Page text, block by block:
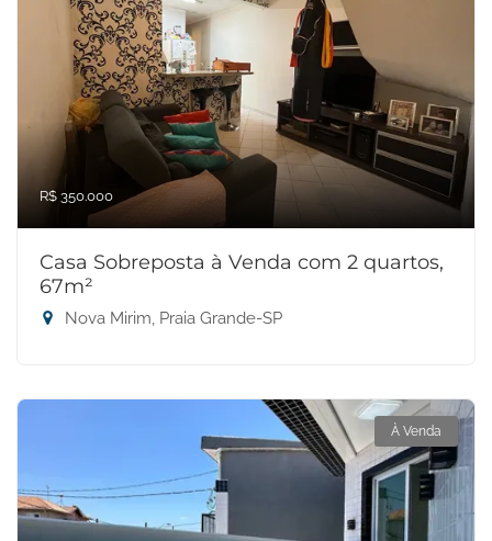
R$ 350.000
Casa Sobreposta à Venda com 2 quartos,
67m²
Nova Mirim, Praia Grande-SP
À Venda